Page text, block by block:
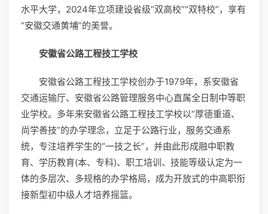
水平大学，2024年立项建设省级“双高校”“双特校”，享有
“安徽交通黄埔”的美誉。
安徽省公路工程技工学校
安徽省公路工程技工学校创办于1979年，系安徽省
交通运输厅、安徽省公路管理服务中心直属全日制中等职
业学校。多年来安徽省公路工程技工学校以“厚德重道、
尚学善技”的办学理念，立足于公路行业，服务交通系
统，专注培养学生的“一技之长”，并由此形成融中职教
育、学历教育(本、专科)、职工培训、技能等级认定为一
体的多层次、多规格的办学格局，成为开放式的中高职衔
接新型初中级人才培养摇篮。